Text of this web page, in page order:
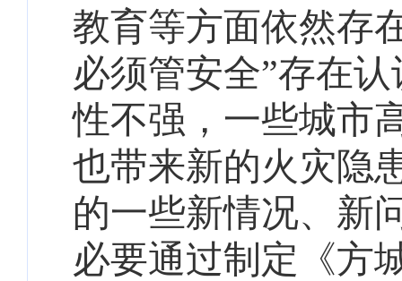
教育等方面依然存
必须管安全”存在
性不强，一些城市
也带来新的火灾隐
的一些新情况、新
必要通过制定《方